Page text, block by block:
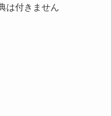
は付きません